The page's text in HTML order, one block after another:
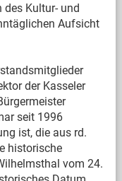
des Kultur- und
Aufsicht
der Kasseler
seit 1996
ist, die aus rd.
historische
vom 24.